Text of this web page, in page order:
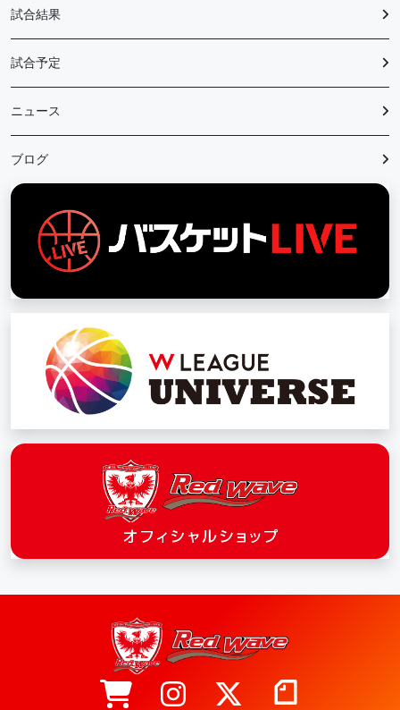
試合結果
試合予定
ニュース
ブログ